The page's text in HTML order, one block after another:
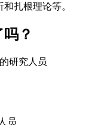
扎根理论等。
？
研究人员
员